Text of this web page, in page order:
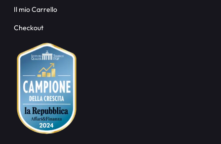
Il mio Carrello
Checkout